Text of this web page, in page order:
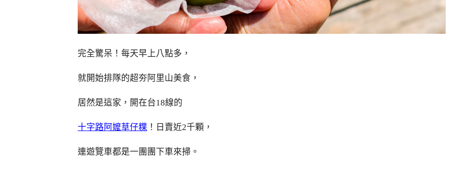
完全驚呆！每天早上八點多，
就開始排隊的超夯阿里山美食，
居然是這家，開在台18線的
十字路阿嬤草仔粿 ！日賣近2千顆，
連遊覽車都是一團團下車來掃。